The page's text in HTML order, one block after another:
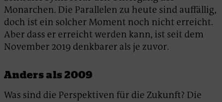
Monarchen. Die Parallelen zu heute sind auffällig,
doch ist ein solcher Moment noch nicht erreicht.
Aber dass er erreicht werden kann, ist seit dem
November 2019 denkbarer als je zuvor.
Anders als 2009
Was sind die Perspektiven für die Zukunft? Die